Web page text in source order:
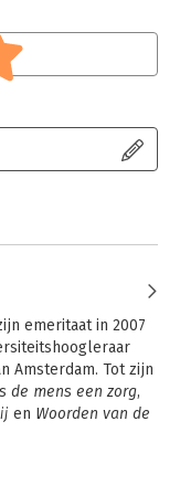
emeritaat in 2007
Amsterdam. Tot zijn
de mens een zorg
en Woorden van de